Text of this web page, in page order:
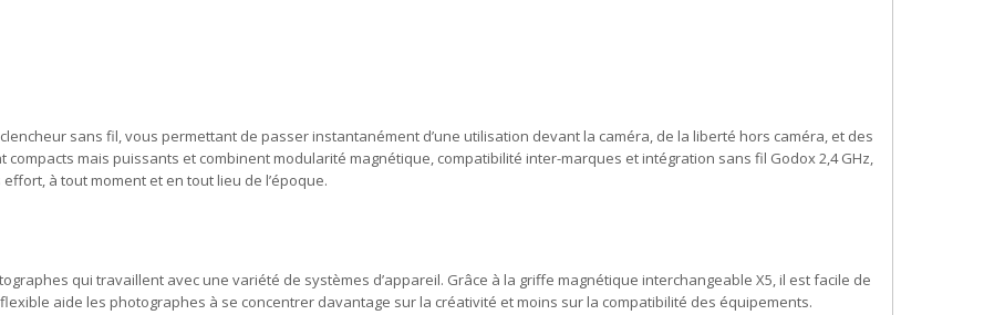
sans fil, vous permettant de passer instantanément d’une utilisation devant la caméra, de la liberté hors caméra, et des
compacts mais puissants et combinent modularité magnétique, compatibilité inter-marques et intégration sans fil Godox 2,4 GHz,
à tout moment et en tout lieu de l’époque.
qui travaillent avec une variété de systèmes d’appareil. Grâce à la griffe magnétique interchangeable X5, il est facile de
aide les photographes à se concentrer davantage sur la créativité et moins sur la compatibilité des équipements.